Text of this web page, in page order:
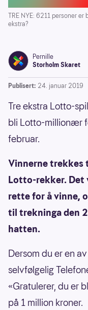
TRE NYE: 6211 personer
ekstra?
Pernille
Storholm Skaret
Publisert: 24. januar 2019
Tre ekstra Lotto-
bli Lotto-millionær
februar.
Vinnerne trekkes
Lotto-rekker. Det
rette for å vinne,
til trekninga den
hatten.
Dersom du er en
selvfølgelig
«Gratulerer, du er
på 1 million kroner.